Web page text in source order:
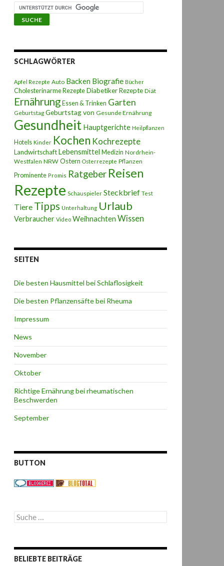
SCHLAGWÖRTER
Apfel Rezepte Auto Backen Biografie Bücher
Cholesterinarme Rezepte Diabetiker Rezepte Diät
Ernährung Essen & Trinken Garten
Geburtstag Geburtstag von Gesunde Ernährung
Gesundheit Hauptgerichte Heilpflanzen
Hotels Kinder Kochen Kochrezepte
LandwirtschaftLebensmittel Medizin Nordrhein-
Westfalen NRW Ostern Osterrezepte Pflanzen
Prominente Promis Ratgeber Reisen
Rezepte Schauspieler Steckbrief Test
Tiere Tipps Unterhaltung Urlaub
Verbraucher Video Weihnachten Wissen
SEITEN
Die besten Hausmittel bei Schlaflosigkeit
Die besten Pflanzensäfte bei Rheuma
Impressum
News
November
Oktober
Richtige Ernährung bei rheumatischen
Beschwerden
September
BUTTON
S
u
e
n
BELIEBTE BEITRÄGE